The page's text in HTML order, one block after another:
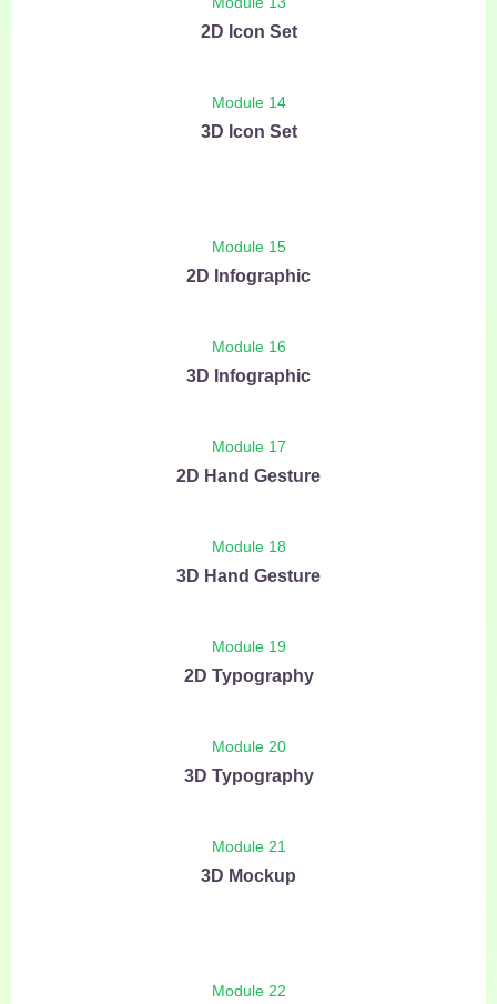
2D Icon Set
Module 14
3D Icon Set
Module 15
2D Infographic
Module 16
3D Infographic
Module 17
2D Hand Gesture
Module 18
3D Hand Gesture
Module 19
2D Typography
Module 20
3D Typography
Module 21
3D Mockup
Module 22